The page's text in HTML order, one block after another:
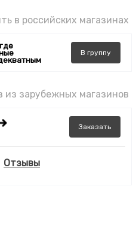
в российских магазинах
В группу
из зарубежных магазинов
Заказать
Отзывы